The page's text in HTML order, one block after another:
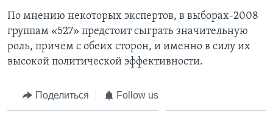
По мнению некоторых экспертов, в выборах-2008
группам «527» предстоит сыграть значительную
роль, причем с обеих сторон, и именно в силу их
высокой политической эффективности.
Поделиться Follow us